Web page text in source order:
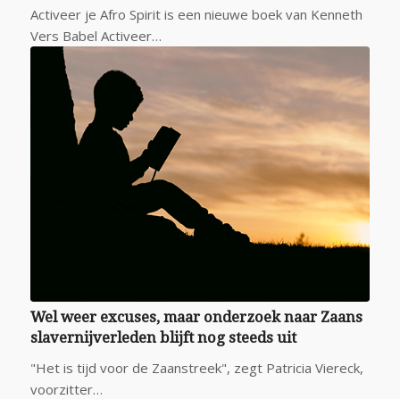
Activeer je Afro Spirit is een nieuwe boek van Kenneth
Vers Babel Activeer…
Wel weer excuses, maar onderzoek naar Zaans
slavernijverleden blijft nog steeds uit
"Het is tijd voor de Zaanstreek", zegt Patricia Viereck,
voorzitter…